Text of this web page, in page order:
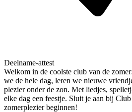
Deelname-attest
Welkom in de coolste club van de
we de hele dag, leren we nieuwe
plezier onder de zon. Met liedjes,
elke dag een feestje. Sluit je aan bij
zomerplezier beginnen!